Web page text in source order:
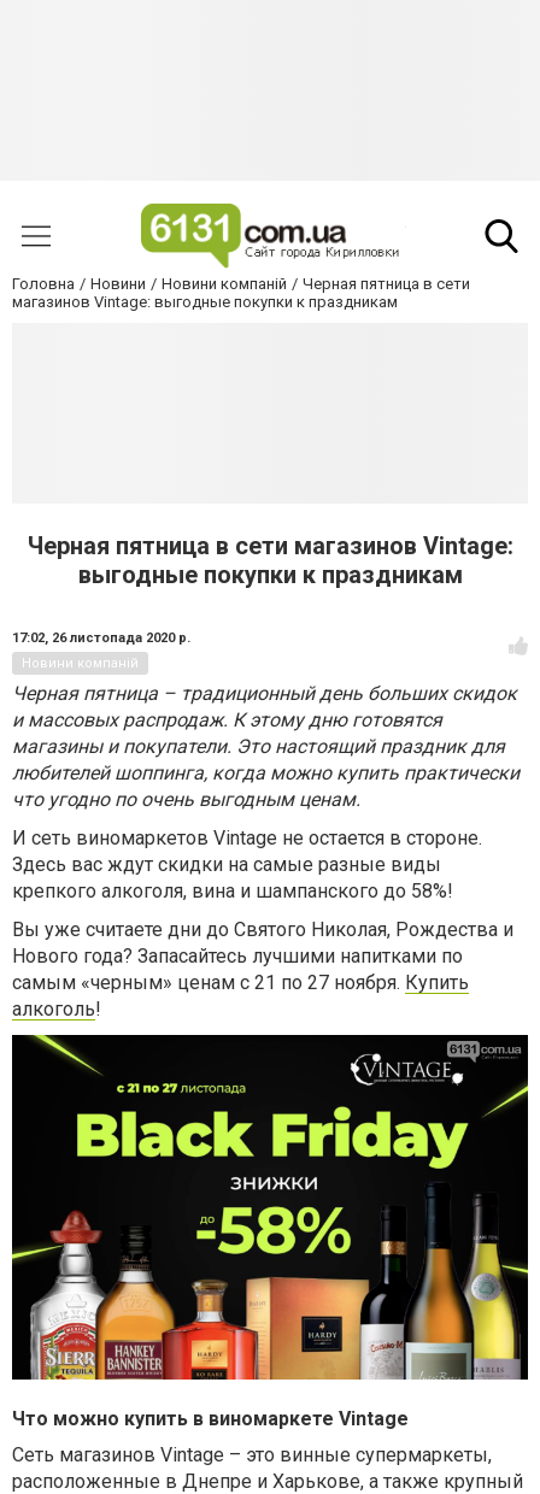
Головна Новини Новини компаній
Черная пятница в сети
магазинов Vintage: выгодные покупки к праздникам
Черная пятница в сети магазинов Vintage:
выгодные покупки к праздникам
17:02, 26 листопада 2020 р.
Новини компаній
Черная пятница – традиционный день больших скидок
и массовых распродаж. К этому дню готовятся
магазины и покупатели. Это настоящий праздник для
любителей шоппинга, когда можно купить практически
что угодно по очень выгодным ценам.
И сеть виномаркетов Vintage не остается в стороне.
Здесь вас ждут скидки на самые разные виды
крепкого алкоголя, вина и шампанского до 58%!
Вы уже считаете дни до Святого Николая, Рождества и
Нового года? Запасайтесь лучшими напитками по
самым «черным» ценам с 21 по 27 ноября. Купить
алкоголь!
Что можно купить в виномаркете Vintage
Сеть магазинов Vintage – это винные супермаркеты,
расположенные в Днепре и Харькове, а также крупный